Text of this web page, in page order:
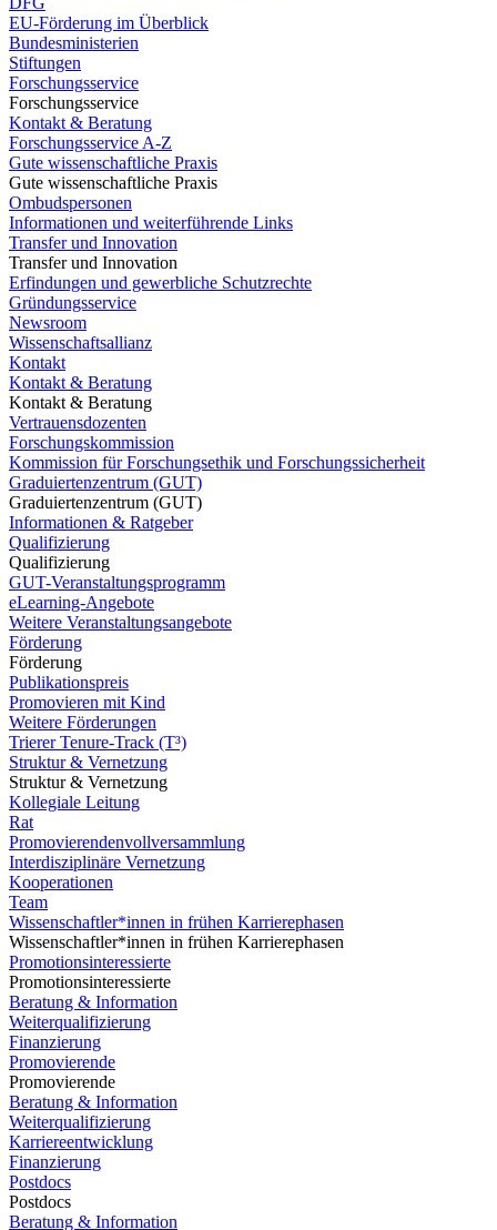
EU-Förderung im Überblick
Bundesministerien
Stiftungen
Forschungsservice
Forschungsservice
Kontakt & Beratung
Forschungsservice A-Z
Gute wissenschaftliche Praxis
Gute wissenschaftliche Praxis
Ombudspersonen
Informationen und weiterführende Links
Transfer und Innovation
Transfer und Innovation
Erfindungen und gewerbliche Schutzrechte
Gründungsservice
Newsroom
Wissenschaftsallianz
Kontakt
Kontakt & Beratung
Kontakt & Beratung
Vertrauensdozenten
Forschungskommission
Kommission für Forschungsethik und Forschungssicherheit
Graduiertenzentrum (GUT)
Graduiertenzentrum (GUT)
Informationen & Ratgeber
Qualifizierung
Qualifizierung
GUT-Veranstaltungsprogramm
eLearning-Angebote
Weitere Veranstaltungsangebote
Förderung
Förderung
Publikationspreis
Promovieren mit Kind
Weitere Förderungen
Trierer Tenure-Track (T³)
Struktur & Vernetzung
Struktur & Vernetzung
Kollegiale Leitung
Rat
Promovierendenvollversammlung
Interdisziplinäre Vernetzung
Kooperationen
Team
Wissenschaftler*innen in frühen Karrierephasen
Wissenschaftler*innen in frühen Karrierephasen
Promotionsinteressierte
Promotionsinteressierte
Beratung & Information
Weiterqualifizierung
Finanzierung
Promovierende
Promovierende
Beratung & Information
Weiterqualifizierung
Karriereentwicklung
Finanzierung
Postdocs
Postdocs
Beratung & Information